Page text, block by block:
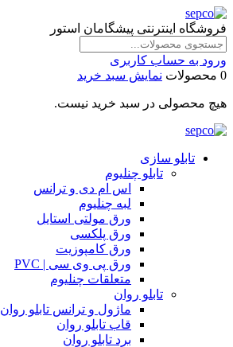
فروشگاه اینترنتی پیشگامان استور
ورود به حساب کاربری
0 محصولات
نمایش سبد خرید
هیچ محصولی در سبد خرید نیست.
تابلو سازی
تابلو چنلیوم
اس ام دی و ترانس
لبه چنلیوم
ورق مولتی استایل
ورق پلکسی
ورق کامپوزیت
ورق پی وی سی | PVC
متعلقات چنلیوم
تابلو روان
ماژول و ترانس تابلو روان
قاب تابلو روان
برد تابلو روان